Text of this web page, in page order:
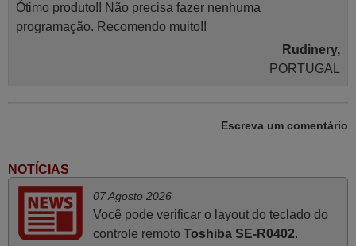
Ótimo produto!! Não precisa fazer nenhuma
programação. Recomendo muito!!
Rudinery,
PORTUGAL
Novembro 2025
Março 2026
Escreva um comentário
NOTÍCIAS
07 Agosto 2026
Você pode verificar o layout do teclado do
controle remoto Toshiba SE-R0402.